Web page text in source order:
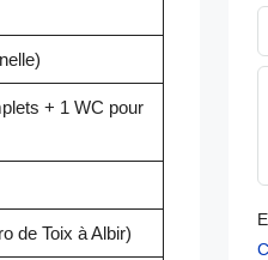
+ 1 WC pour
de Toix à Albir)